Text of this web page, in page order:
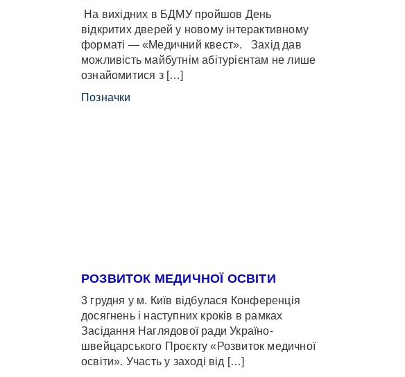
На вихідних в БДМУ пройшов День
відкритих дверей у новому інтерактивному
форматі — «Медичний квест». Захід дав
можливість майбутнім абітурієнтам не лише
ознайомитися з […]
Позначки
РОЗВИТОК МЕДИЧНОЇ ОСВІТИ
3 грудня у м. Київ відбулася Конференція
досягнень і наступних кроків в рамках
Засідання Наглядової ради Україно-
швейцарського Проєкту «Розвиток медичної
освіти». Участь у заході від […]